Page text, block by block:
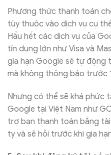
Phương thức thanh toán
tùy thuộc vào dịch vụ cụ
Hầu hết các dịch vụ của
tín dụng lớn như Visa và
gia hạn Google sẽ tự động
mà không thông báo trước
Nhưng có thể sẽ khá phức
Google tại Việt Nam như
trợ bạn thanh toán bằng
ty và sẽ hỏi trước khi gia